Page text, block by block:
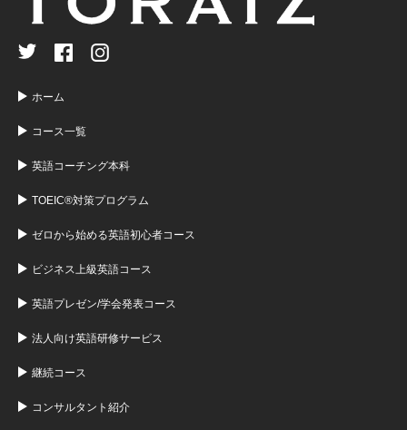
ホーム
コース一覧
英語コーチング本科
TOEIC®対策プログラム
ゼロから始める英語初心者コース
ビジネス上級英語コース
英語プレゼン/学会発表コース
法人向け英語研修サービス
継続コース
コンサルタント紹介